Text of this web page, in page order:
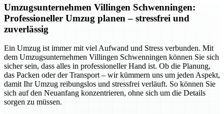
Umzugsunternehmen Villingen Schwenningen:
Professioneller Umzug planen – stressfrei und
zuverlässig
Ein Umzug ist immer mit viel Aufwand und Stress verbunden. Mit
dem Umzugsunternehmen Villingen Schwenningen können Sie sich
sicher sein, dass alles in professioneller Hand ist. Ob die Planung,
das Packen oder der Transport – wir kümmern uns um jeden Aspekt,
damit Ihr Umzug reibungslos und stressfrei verläuft. So können Sie
sich auf den Neuanfang konzentrieren, ohne sich um die Details
sorgen zu müssen.